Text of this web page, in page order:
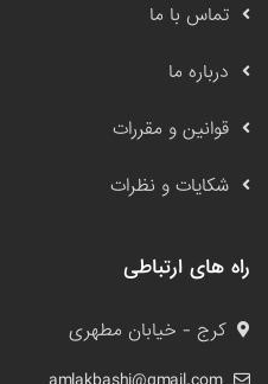
تماس با ما
درباره ما
قوانین و مقررات
شکایات و نظرات
راه های ارتباطی
کرج - خیابان مطهری